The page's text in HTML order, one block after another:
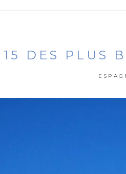
DES PLUS